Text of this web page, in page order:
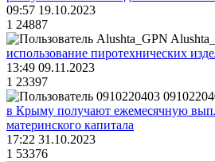
09:57 19.10.2023
1 24887
использование пиротехнических
13:49 09.11.2023
1 23397
в Крыму получают ежемесячную
материнского капитала
17:22 31.10.2023
1 53376